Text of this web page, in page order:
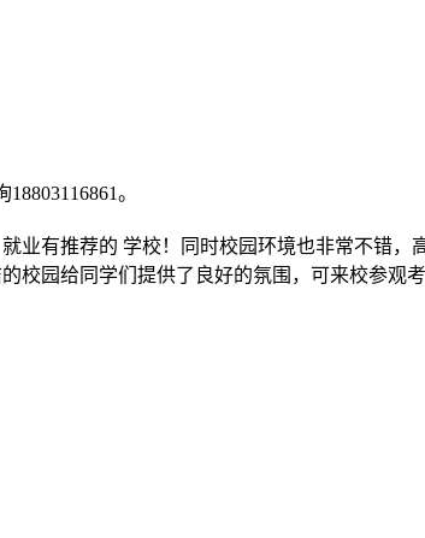
。
业有推荐的 学校！同时校园环境也非常不错，
校园给同学们提供了良好的氛围，可来校参观考